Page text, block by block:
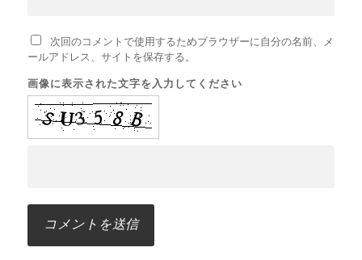
次回のコメントで使用するためブラウザーに自分の名前、メ
ールアドレス、サイトを保存する。
画像に表示された文字を入力してください